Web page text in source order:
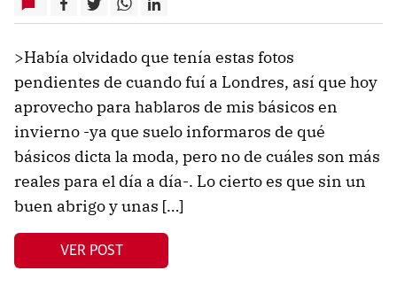
>Había olvidado que tenía estas fotos
pendientes de cuando fuí a Londres, así que hoy
aprovecho para hablaros de mis básicos en
invierno -ya que suelo informaros de qué
básicos dicta la moda, pero no de cuáles son más
reales para el día a día-. Lo cierto es que sin un
buen abrigo y unas […]
VER POST